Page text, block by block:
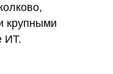
крупными
ИТ.